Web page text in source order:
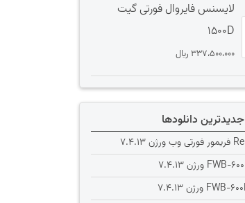
لایسنس فایروال فورتی گیت
1500D
337،500،000 ﷼
جدیدترین دانلودها